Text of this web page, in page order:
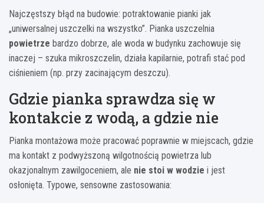
Najczęstszy błąd na budowie: potraktowanie pianki jak
„uniwersalnej uszczelki na wszystko”. Pianka uszczelnia
powietrze bardzo dobrze, ale woda w budynku zachowuje się
inaczej – szuka mikroszczelin, działa kapilarnie, potrafi stać pod
ciśnieniem (np. przy zacinającym deszczu).
Gdzie pianka sprawdza się w
kontakcie z wodą, a gdzie nie
Pianka montażowa może pracować poprawnie w miejscach, gdzie
ma kontakt z podwyższoną wilgotnością powietrza lub
okazjonalnym zawilgoceniem, ale nie stoi w wodzie i jest
osłonięta. Typowe, sensowne zastosowania: